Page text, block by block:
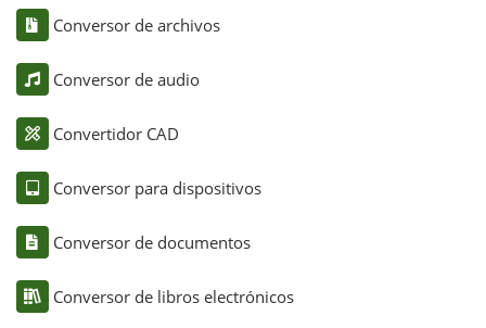
Conversor de archivos
Conversor de audio
Convertidor CAD
Conversor para dispositivos
Conversor de documentos
Conversor de libros electrónicos